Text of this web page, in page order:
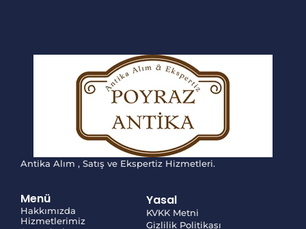
Antika Alım , Satış ve Ekspertiz Hizmetleri.
Menü
Hakkımızda
Hizmetlerimiz
Yasal
KVKK Metni
Gizlilik Politikası